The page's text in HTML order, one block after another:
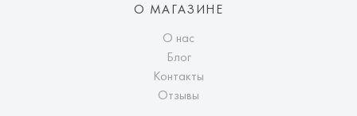
О МАГАЗИНЕ
О нас
Блог
Контакты
Отзывы